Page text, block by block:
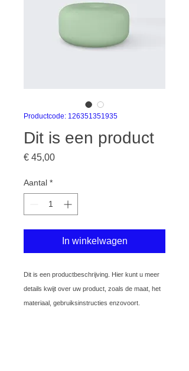
Productcode: 126351351935
Dit is een product
€ 45,00Prijs
Aantal *
In winkelwagen
Dit is een productbeschrijving. Hier kunt u meer
details kwijt over uw product, zoals de maat, het
materiaal, gebruiksinstructies enzovoort.